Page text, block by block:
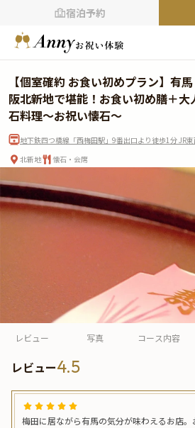
宿泊予約
お気に入りプラン
お気に入りの登録
プランの
お気に入りに追加で
閲覧履歴はあり
過去に見たお店が最大10件ま
10件を超えると、古いものから
Annyお祝い体験について
Annyお祝いアイテムについて
【個室確約 お食い初めプラン】有
阪北新地で堪能！お食い初め膳＋
石料理～お祝い懐石～
地下鉄四つ橋線「西梅田駅」9番出口より徒歩1分 JR
北新地
懐石・会席
レビュー 写真 コース内容
レビュー4.5
梅田に居ながら有馬の気分が味わえるお店。